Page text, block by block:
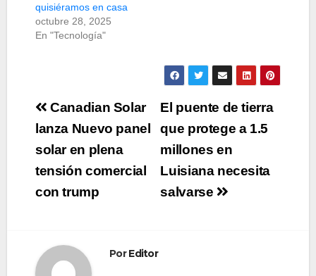
quisiéramos en casa
octubre 28, 2025
En "Tecnología"
Navegación
de
entradas
El puente de tierra
que protege a 1.5
millones en
Luisiana necesita
salvarse
Canadian Solar
lanza Nuevo panel
solar en plena
tensión comercial
con trump
PorEditor